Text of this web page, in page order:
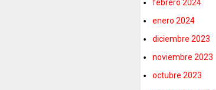
febrero 2024
enero 2024
diciembre 2023
noviembre 2023
octubre 2023